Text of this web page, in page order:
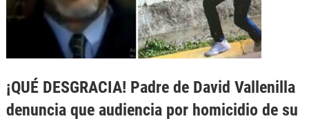
¡QUÉ DESGRACIA! Padre de David Vallenilla
denuncia que audiencia por homicidio de su